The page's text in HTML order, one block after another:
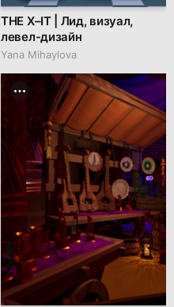
THE X–IT | Лид, визуал,
левел-дизайн
Yana Mihaylova